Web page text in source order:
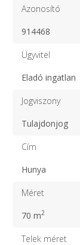
Azonosító
914468
Ügyvitel
Eladó ingatlan
Jogviszony
Tulajdonjog
Cím
Hunya
Méret
70 m2
Telek méret